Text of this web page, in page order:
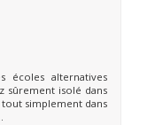
écoles alternatives
sûrement isolé dans
simplement dans